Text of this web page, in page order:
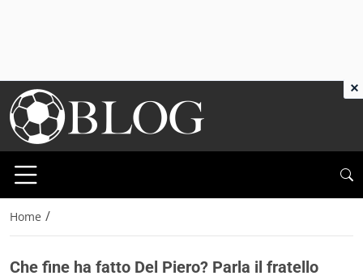
Home /
Che fine ha fatto Del Piero? Parla il fratello
×